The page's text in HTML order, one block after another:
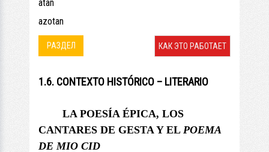
atan
azotan
РАЗДЕЛ КАК ЭТО РАБОТАЕТ
1.6. CONTEXTO HISTÓRICO – LITERARIO
LA POESÍA ÉPICA, LOS
CANTARES DE GESTA YEL POEMA
DE MIO CID